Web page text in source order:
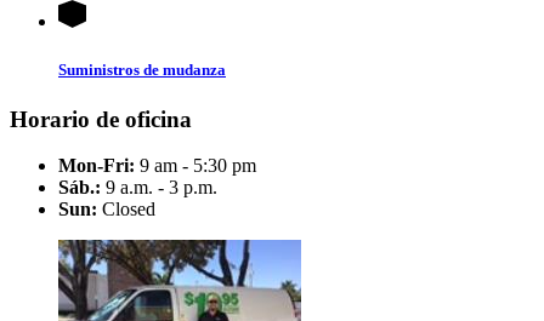
Suministros de mudanza
Horario de oficina
Mon-Fri: 9 am - 5:30 pm
Sáb.: 9 a.m. - 3 p.m.
Sun: Closed